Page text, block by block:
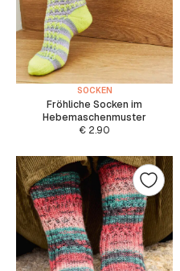
SOCKEN
Fröhliche Socken im
Hebemaschenmuster
€ 2.90